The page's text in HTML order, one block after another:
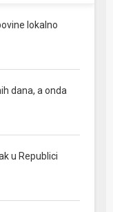
lokalno
dana, a onda
u Republici